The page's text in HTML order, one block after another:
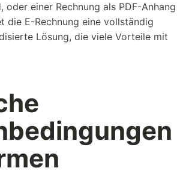
Vorlagen um...
mit unseren Rechnern...
einer Rechnung als PDF-Anhang
die E-Rechnung eine vollständig
Lösung, die viele Vorteile mit